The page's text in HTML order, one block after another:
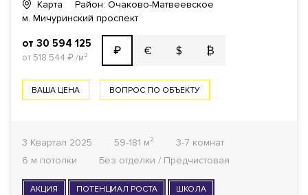
Карта
Район: Очаково-Матвеевское
м. Мичуринский проспект
от 30 594 125
от 518 544 ₽/м² ₽ € $ ₿
ВАША ЦЕНА ВОПРОС ПО ОБЪЕКТУ
3 Квартал 2025 59-181 м²
3-7 комнат
6 м потолки
Без отделки / Предчистовая
АКЦИЯ ПОТЕНЦИАЛ РОСТА ШКОЛА